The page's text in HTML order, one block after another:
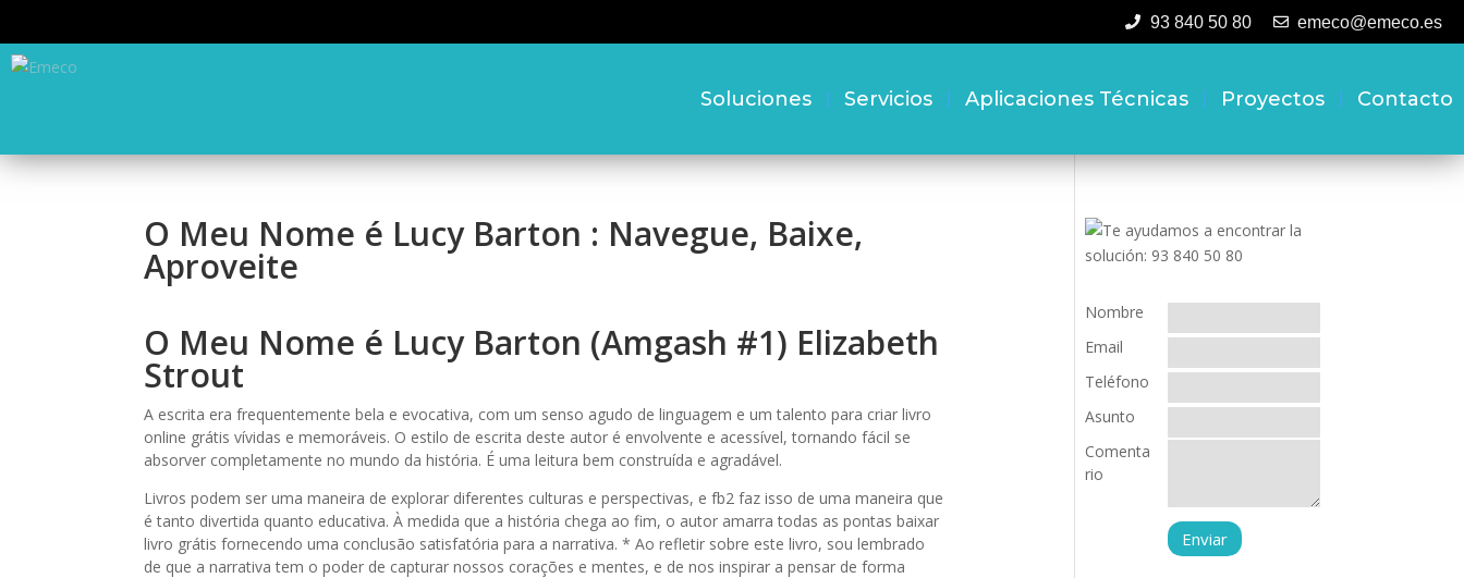
93 840 50 80 emeco@emeco.es
Soluciones Servicios Aplicaciones Técnicas Proyectos Contacto
O Meu Nome é Lucy Barton : Navegue, Baixe,
Aproveite
O Meu Nome é Lucy Barton (Amgash #1) Elizabeth
Strout
A escrita era frequentemente bela e evocativa, com um senso agudo de linguagem e um talento para criar livro
online grátis vívidas e memoráveis. O estilo de escrita deste autor é envolvente e acessível, tornando fácil se
absorver completamente no mundo da história. É uma leitura bem construída e agradável.
Livros podem ser uma maneira de explorar diferentes culturas e perspectivas, e fb2 faz isso de uma maneira que
é tanto divertida quanto educativa. À medida que a história chega ao fim, o autor amarra todas as pontas baixar
livro grátis fornecendo uma conclusão satisfatória para a narrativa. * Ao refletir sobre este livro, sou lembrado
de que a narrativa tem o poder de capturar nossos corações e mentes, e de nos inspirar a pensar de forma
Nombre
Email
Teléfono
Asunto
Comenta
rio